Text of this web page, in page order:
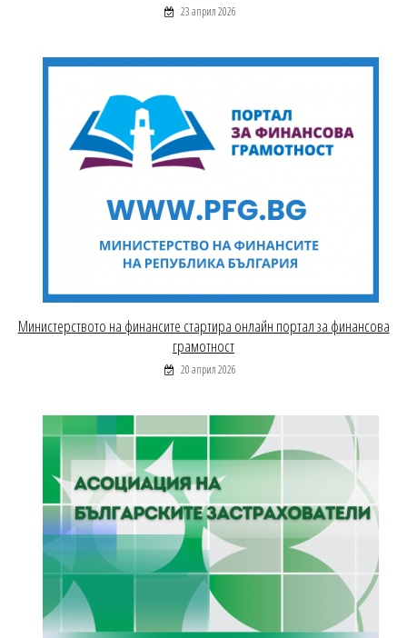
23 април 2026
Министерството на финансите стартира онлайн портал за финансова
грамотност
20 април 2026